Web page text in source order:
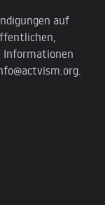
auf
Informationen